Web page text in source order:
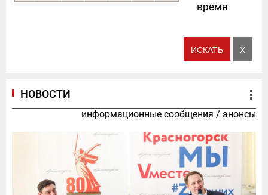
время
НОВОСТИ
информационные сообщения / анонсы